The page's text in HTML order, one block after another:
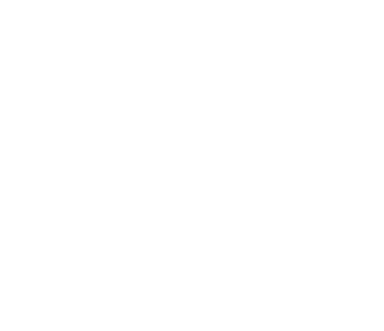
ご登録され
共同利用者
ご了承くだ
に記載されて
ありません。
未対応品が
1月12日よ
い年数を意